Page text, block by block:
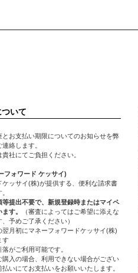
いて
とお支払い期限についてのお知らせを弊
絡します。
社にてご負担ください。
フォワード ケッサイ)
ケッサイ(株)が提供する、便利な請求書
等提出不要で、新規登録時またはマイペ
す。
（審査によってはご希望に添えな
予めご了承ください）
翌月初にマネーフォワードケッサイ(株)
す
がご利用可能です。
購入の場合、利用できない場合がござい
いにてお支払いをお願いいたします。